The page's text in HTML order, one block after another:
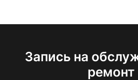
Запись на
ремонт